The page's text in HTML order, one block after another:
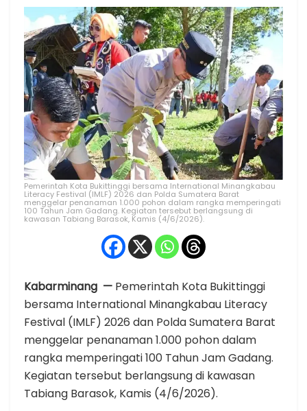
Pemerintah Kota Bukittinggi bersama International Minangkabau
Literacy Festival (IMLF) 2026 dan Polda Sumatera Barat
menggelar penanaman 1.000 pohon dalam rangka memperingati
100 Tahun Jam Gadang. Kegiatan tersebut berlangsung di
kawasan Tabiang Barasok, Kamis (4/6/2026).
Kabarminang — Pemerintah Kota Bukittinggi
bersama International Minangkabau Literacy
Festival (IMLF) 2026 dan Polda Sumatera Barat
menggelar penanaman 1.000 pohon dalam
rangka memperingati 100 Tahun Jam Gadang.
Kegiatan tersebut berlangsung di kawasan
Tabiang Barasok, Kamis (4/6/2026).